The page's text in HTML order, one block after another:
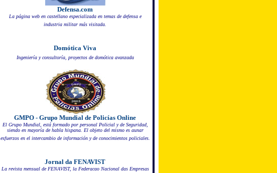
Defensa.com
La página web en castellano especializada en temas de defensa e
industria militar más visitada.
Domótica Viva
Ingeniería y consultoría, proyectos de domótica avanzada
GMPO - Grupo Mundial de Policías Online
El Grupo Mundial, está formado por personal Policial y de Seguridad,
siendo en mayoría de habla hispana. El objeto del mismo es aunar
esfuerzos en el intercambio de información y de conocimientos policiales.
Jornal da FENAVIST
La revista mensual de FENAVIST, la Federacao Nacional das Empresas